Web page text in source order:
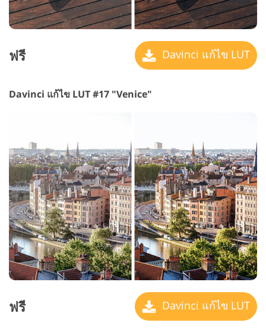
ฟรี Davinci แก้ไข LUT
Davinci แก้ไข LUT #17 "Venice"
ฟรี Davinci แก้ไข LUT